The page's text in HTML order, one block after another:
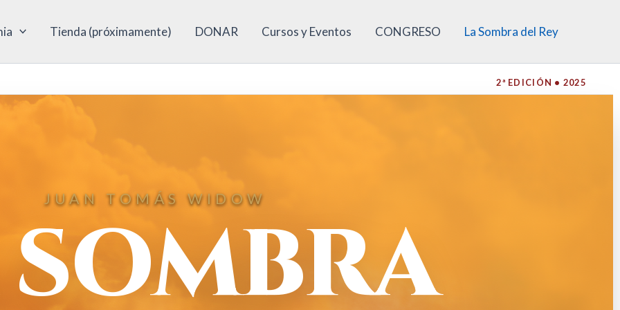
Tienda (próximamente) DONAR Cursos y Eventos CONGRESO La Sombra del Rey
2ª EDICIÓN • 2025
JUAN TOMÁS WIDOW